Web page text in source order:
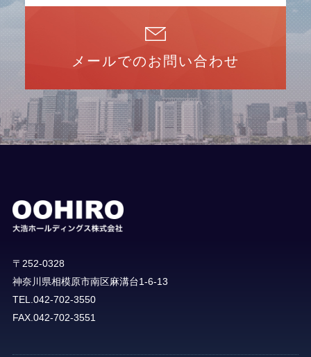
メールでのお問い合わせ
〒252-0328
神奈川県相模原市南区麻溝台1-6-13
TEL.042-702-3550
FAX.042-702-3551